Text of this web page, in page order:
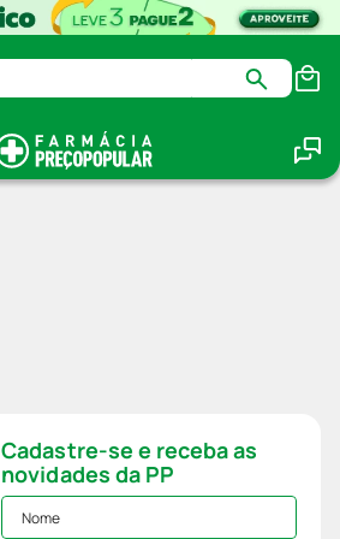
Cadastre-se e receba as
novidades da PP